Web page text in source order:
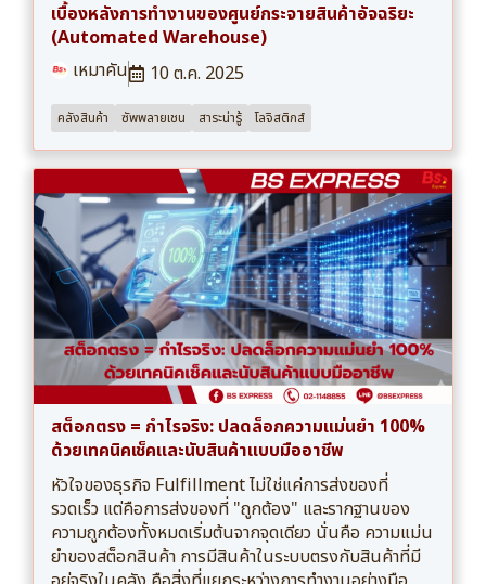
เบื้องหลังการทำงานของศูนย์กระจายสินค้าอัจฉริยะ
(Automated Warehouse)
เหมาคัน
10 ต.ค. 2025
คลังสินค้า ซัพพลายเชน สาระน่ารู้ โลจิสติกส์
สต็อกตรง = กำไรจริง: ปลดล็อกความแม่นยำ 100%
ด้วยเทคนิคเช็คและนับสินค้าแบบมืออาชีพ
หัวใจของธุรกิจ Fulfillment ไม่ใช่แค่การส่งของที่
รวดเร็ว แต่คือการส่งของที่ "ถูกต้อง" และรากฐานของ
ความถูกต้องทั้งหมดเริ่มต้นจากจุดเดียว นั่นคือ ความแม่น
ยำของสต็อกสินค้า การมีสินค้าในระบบตรงกับสินค้าที่มี